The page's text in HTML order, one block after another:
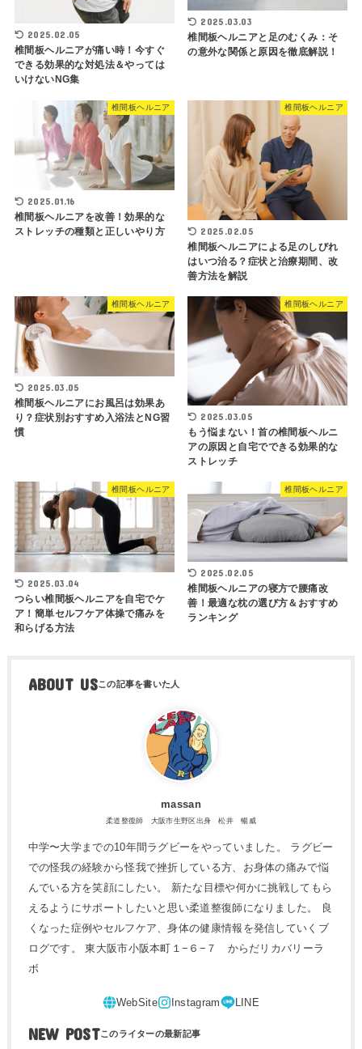
2025.02.05
椎間板ヘルニアが痛い時！今すぐ
できる効果的な対処法＆やっては
いけないNG集
2025.03.03
椎間板ヘルニアと足のむくみ：そ
の意外な関係と原因を徹底解説！
椎間板ヘルニア
2025.01.16
椎間板ヘルニアを改善！効果的な
ストレッチの種類と正しいやり方
椎間板ヘルニア
2025.02.05
椎間板ヘルニアによる足のしびれ
はいつ治る？症状と治療期間、改
善方法を解説
椎間板ヘルニア
2025.03.05
椎間板ヘルニアにお風呂は効果あ
り？症状別おすすめ入浴法とNG習
慣
椎間板ヘルニア
2025.03.05
もう悩まない！首の椎間板ヘルニ
アの原因と自宅でできる効果的な
ストレッチ
椎間板ヘルニア
2025.03.04
つらい椎間板ヘルニアを自宅でケ
ア！簡単セルフケア体操で痛みを
和らげる方法
椎間板ヘルニア
2025.02.05
椎間板ヘルニアの寝方で腰痛改
善！最適な枕の選び方＆おすすめ
ランキング
ABOUT US
massan
柔道整復師 大阪市生野区出身 松井 暢威
中学〜大学までの10年間ラグビーをやっていました。 ラグビー
での怪我の経験から怪我で挫折している方、お身体の痛みで悩
んでいる方を笑顔にしたい。 新たな目標や何かに挑戦してもら
えるようにサポートしたいと思い柔道整復師になりました。 良
くなった症例やセルフケア、身体の健康情報を発信していくブ
ログです。 東大阪市小阪本町１−６−７ からだリカバリーラ
ボ
NEW POST